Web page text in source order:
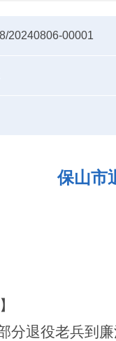
20240806-00001
保山市
分退役老兵到